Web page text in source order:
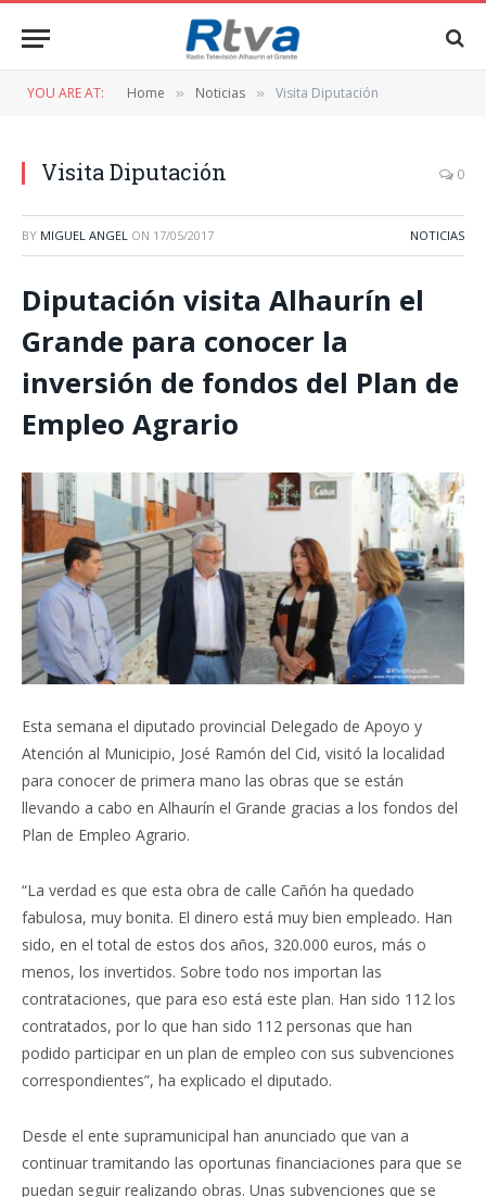
YOU ARE AT: Home » Noticias » Visita Diputación
Visita Diputación 0
BY MIGUEL ANGEL ON 17/05/2017 NOTICIAS
Diputación visita Alhaurín el
Grande para conocer la
inversión de fondos del Plan de
Empleo Agrario
Esta semana el diputado provincial Delegado de Apoyo y
Atención al Municipio, José Ramón del Cid, visitó la localidad
para conocer de primera mano las obras que se están
llevando a cabo en Alhaurín el Grande gracias a los fondos del
Plan de Empleo Agrario.
“La verdad es que esta obra de calle Cañón ha quedado
fabulosa, muy bonita. El dinero está muy bien empleado. Han
sido, en el total de estos dos años, 320.000 euros, más o
menos, los invertidos. Sobre todo nos importan las
contrataciones, que para eso está este plan. Han sido 112 los
contratados, por lo que han sido 112 personas que han
podido participar en un plan de empleo con sus subvenciones
correspondientes”, ha explicado el diputado.
Desde el ente supramunicipal han anunciado que van a
continuar tramitando las oportunas financiaciones para que se
puedan seguir realizando obras. Unas subvenciones que se